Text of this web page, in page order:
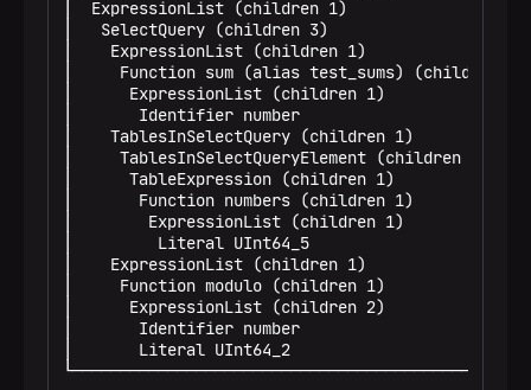
│  ExpressionList (children 1)
│   SelectQuery (children 3)
│    ExpressionList (children 1)
│     Function sum (alias test_sums) (children
│      ExpressionList (children 1)
│       Identifier number
│    TablesInSelectQuery (children 1)
│     TablesInSelectQueryElement (children 1)
│      TableExpression (children 1)
│       Function numbers (children 1)
│        ExpressionList (children 1)
│         Literal UInt64_5
│    ExpressionList (children 1)
│     Function modulo (children 1)
│      ExpressionList (children 2)
│       Identifier number
│       Literal UInt64_2